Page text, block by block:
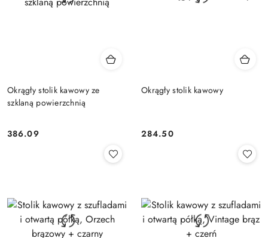
Okrągły stolik kawowy ze
szklaną powierzchnią
Cena:
386.09
Okrągły stolik kawowy
Cena:
284.50